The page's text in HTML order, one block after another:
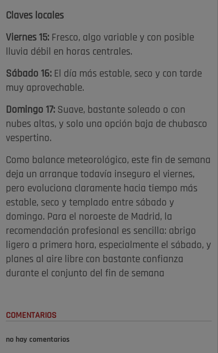
Claves locales
Viernes 15: Fresco, algo variable y con posible
lluvia débil en horas centrales.
Sábado 16: El día más estable, seco y con tarde
muy aprovechable.
Domingo 17: Suave, bastante soleado o con
nubes altas, y solo una opción baja de chubasco
vespertino.
Como balance meteorológico, este fin de semana
deja un arranque todavía inseguro el viernes,
pero evoluciona claramente hacia tiempo más
estable, seco y templado entre sábado y
domingo. Para el noroeste de Madrid, la
recomendación profesional es sencilla: abrigo
ligero a primera hora, especialmente el sábado, y
planes al aire libre con bastante confianza
durante el conjunto del fin de semana
COMENTARIOS
no hay comentarios